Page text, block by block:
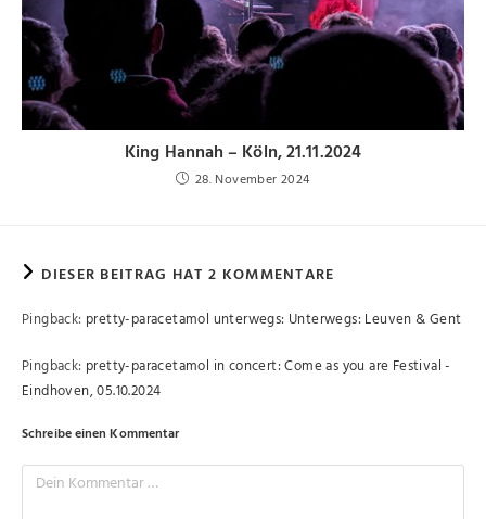
King Hannah – Köln, 21.11.2024
28. November 2024
DIESER BEITRAG HAT 2 KOMMENTARE
Pingback: pretty-paracetamol unterwegs: Unterwegs: Leuven & Gent
Pingback: pretty-paracetamol in concert: Come as you are Festival -
Eindhoven, 05.10.2024
Schreibe einen Kommentar